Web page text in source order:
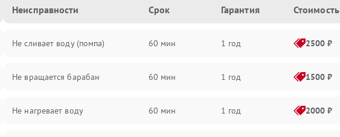
Неисправности Срок Гарантия Стоимость
Не сливает воду (помпа) 60 мин 1 год 2500 ₽
Не вращается барабан 60 мин 1 год 1500 ₽
Не нагревает воду 60 мин 1 год 2000 ₽